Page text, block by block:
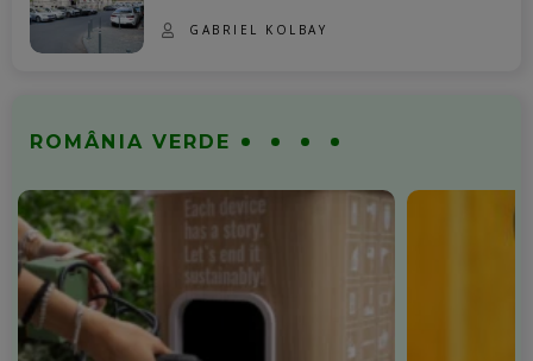
GABRIEL KOLBAY
ROMÂNIA VERDE